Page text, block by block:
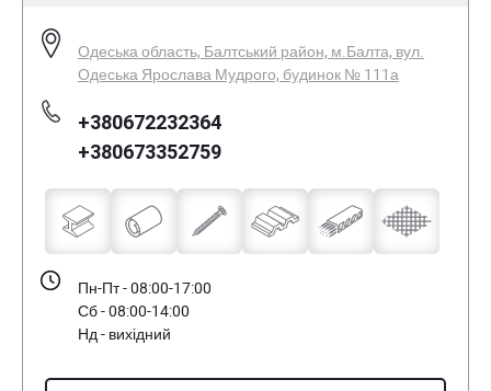
Одеська область, Балтський район, м.Балта, вул.
Одеська Ярослава Мудрого, будинок № 111а
+380672232364
+380673352759
Пн-Пт - 08:00-17:00
Сб - 08:00-14:00
Нд - вихідний